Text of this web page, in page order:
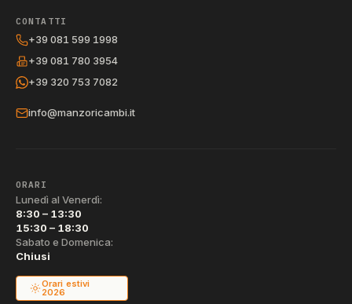
CONTATTI
+39 081 599 1998
+39 081 780 3954
+39 320 753 7082
info@manzoricambi.it
ORARI
Lunedì al Venerdì:
8:30 – 13:30
15:30 – 18:30
Sabato e Domenica:
Chiusi
Orari estivi
2026